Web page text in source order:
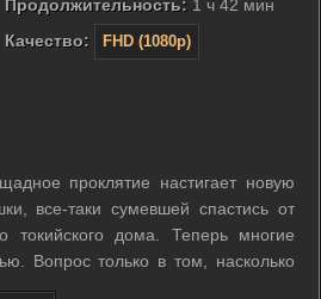
Продолжительность: 1 ч 42 мин
Качество:
FHD (1080p)
проклятие настигает новую
все-таки сумевшей спастись от
токийского дома. Теперь многие
Вопрос только в том, насколько
жертв, и есть ли сила, способная